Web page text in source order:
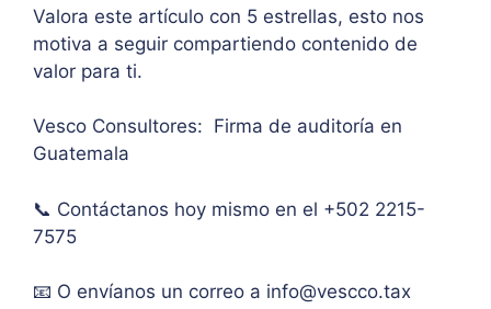
oría
pers
mont
o
de
has
Valora este artículo con 5 estrellas, esto nos
motiva a seguir compartiendo contenido de
valor para ti.
Vesco Consultores: Firma de auditoría en
Guatemala
📞 Contáctanos hoy mismo en el +502 2215-
7575
📧 O envíanos un correo a info@vescco.tax